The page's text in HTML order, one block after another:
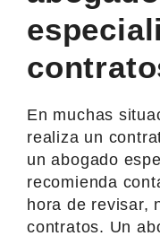
En muchas
realiza un
un abogado
recomienda
hora de revisar,
contratos. Un